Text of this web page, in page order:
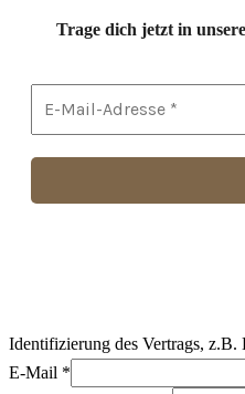
Trage dich jetzt in
Identifizierung des Vertrags, z.B.
E-Mail *